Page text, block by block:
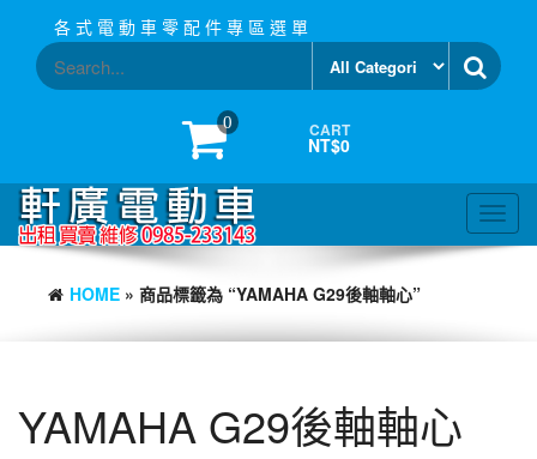
content
各 式 電 動 車 零 配 件 專 區 選 單
0 CART
NT$0
HOME » 商品標籤為 “YAMAHA G29後軸軸心”
YAMAHA G29後軸軸心